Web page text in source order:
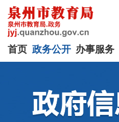
首页 政务公开 办事服务